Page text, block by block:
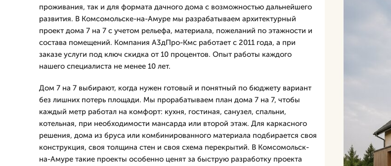
проживания, так и для формата дачного дома с возможностью дальнейшего
развития. В Комсомольске-на-Амуре мы разрабатываем архитектурный
проект дома 7 на 7 с учетом рельефа, материала, пожеланий по этажности и
состава помещений. Компания А3дПро-Кмс работает с 2011 года, а при
заказе услуги под ключ скидка от 10 процентов. Опыт работы каждого
нашего специалиста не менее 10 лет.
Дом 7 на 7 выбирают, когда нужен готовый и понятный по бюджету вариант
без лишних потерь площади. Мы прорабатываем план дома 7 на 7, чтобы
каждый метр работал на комфорт: кухня, гостиная, санузел, спальни,
котельная, при необходимости мансарда или второй этаж. Для каркасного
решения, дома из бруса или комбинированного материала подбирается своя
конструкция, своя толщина стен и своя схема перекрытий. В Комсомольск-
на-Амуре такие проекты особенно ценят за быструю разработку проекта